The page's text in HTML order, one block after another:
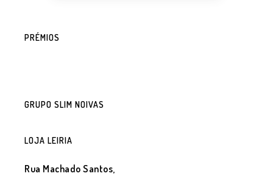
PRÉMIOS
GRUPO SLIM NOIVAS
LOJA LEIRIA
Rua Machado Santos,